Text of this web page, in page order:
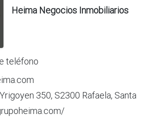
Heima Negocios Inmobiliarios
teléfono
350, S2300 Rafaela, Santa